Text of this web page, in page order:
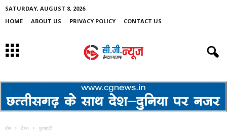
SATURDAY, AUGUST 8, 2026
HOME
ABOUT US PRIVACY POLICY CONTACT US
होम टैग्स गुवाहाटी